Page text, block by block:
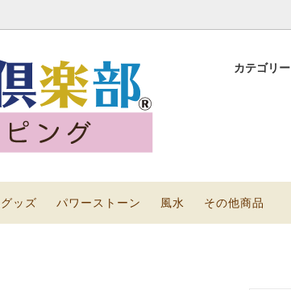
カテゴリー
その他商品
！～風水ア
ッズ パワーストーン 風水 その他商品